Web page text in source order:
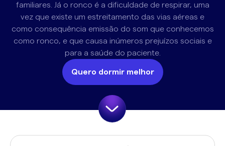
familiares. Já o ronco é a dificuldade de respirar, uma
vez que existe um estreitamento das vias aéreas e
como consequência emissão do som que conhecemos
como ronco, e que causa inúmeros prejuízos sociais e
para a saúde do paciente.
Quero dormir melhor